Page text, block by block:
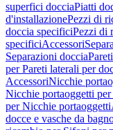
superfici docciaPiatti
d'installazionePezzi di
doccia specificiPezzi di
specificiAccessori
Separazioni doccia
per Pareti laterali per
AccessoriNicchie
Nicchie portaoggetti per
per Nicchie portaoggetti
docce e vasche da